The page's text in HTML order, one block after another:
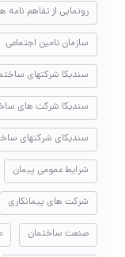
رونمایی از تفاهم نامه
سازمان تامین اجتماعی
سندیکا شرکتهای
سندیکا شرکت های
سندیکای شرکتهای
شرایط عمومی پیمان
شرکت های پیمانکاری
صنعت ساختمان